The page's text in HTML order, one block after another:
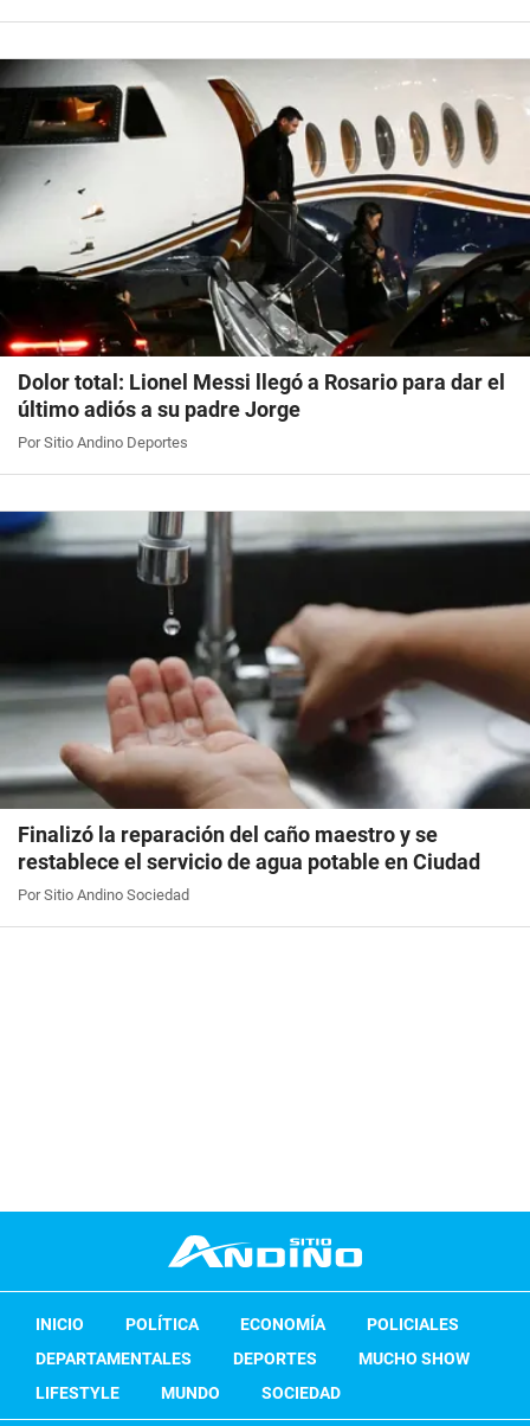
Dolor total: Lionel Messi llegó a Rosario para dar el
último adiós a su padre Jorge
Por Sitio Andino Deportes
Finalizó la reparación del caño maestro y se
restablece el servicio de agua potable en Ciudad
Por Sitio Andino Sociedad
INICIO POLÍTICA ECONOMÍA
POLICIALES
DEPARTAMENTALES
DEPORTES
MUCHO SHOW
LIFESTYLE
MUNDO SOCIEDAD